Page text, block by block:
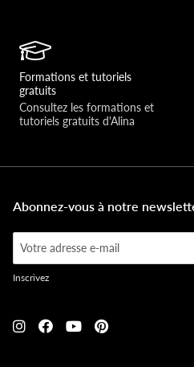
Formations et tutoriels
gratuits
Consultez les formations et
tutoriels gratuits d'Alina
Abonnez-vous à notre
Inscrivez